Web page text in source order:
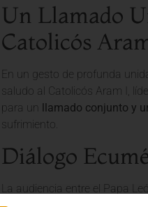
Un Llamado
Catolicós
En un gesto de profunda
saludo al Catolicós Aram I,
para un llamado conjunto y
sufrimiento.
Diálogo
La audiencia entre el Papa